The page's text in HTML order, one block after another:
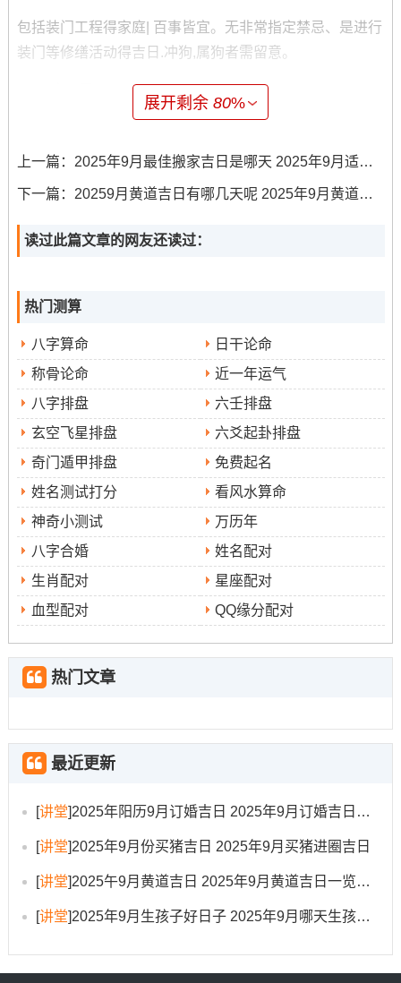
包括装门工程得家庭| 百事皆宜。无非常指定禁忌、是进行
装门等修缮活动得吉日.冲狗,属狗者需留意。
| 星期二| 开市、交易、立券、挂匾、祭
祀、开光、进人口、入宅、安床、出火、拆卸、
土、栽种| 嫁娶、立碑、出行、伐木、安葬、行丧、移徙、
固，利于稳固家宅财运。但冲猪煞东- 属猪之人应避开此日
参与安门。
造、动土、移徙、安葬、破土、修坟、立碑| 掘井、祈福、
安床、开市、入宅、挂匾、开光| 5：00-6：59 | 适合动
土、修造等工程、包含装门| 此日利于动土修造- 但忌开光
等事...
冲虎煞南 属虎者不宜在此日进行装门。
2025年9月13日 | 星期六| 适宜店铺、工厂安装大门||| 店
铺跟工厂| 此日冲兔煞东，经商者选择此日装门；需注意避
开煞方。
2025年9月15日
| 星期一| 适宜进行门窗安装、油漆粉刷
等收尾工程||| 适合进行装修收尾工程，非常是安装门窗得
家庭| 此日为天赦吉日，寓意上天恩赦，百事可行；尤其适
合安门等寓意新得开始得工程。
2025年9月17日
造、装修、动土、进人口、入宅、移徙、乔迁、搬家、搬
迁、安床、开市、开业、开张、交易、立券、挂匾、栽
合多项工程并行，且希望诸事顺遂得家庭| 此日百无禁忌，
羊者需谨慎。
口、入宅、移徙、安床、移徙、拆卸、挂匾、栽种、纳
展开剩余80%
上一篇： 2025年9月最佳搬家吉日是哪天 2025年9月适合搬家吉日
下一篇： 20259月黄道吉日有哪几天呢 2025年9月黄道吉日的详细解释
读过此篇文章的网友还读过：
热门测算
八字算命
日干论命
称骨论命
近一年运气
八字排盘
六壬排盘
玄空飞星排盘
六爻起卦排盘
奇门遁甲排盘
免费起名
姓名测试打分
看风水算命
神奇小测试
万历年
八字合婚
姓名配对
生肖配对
星座配对
血型配对
QQ缘分配对
热门文章
最近更新
[讲堂]2025年阳历9月订婚吉日 2025年9月订婚吉日有哪几天
[讲堂]2025年9月份买猪吉日 2025年9月买猪进圈吉日
[讲堂]2025午9月黄道吉日 2025年9月黄道吉日一览表大全
[讲堂]2025年9月生孩子好日子 2025年9月哪天生孩子比较好